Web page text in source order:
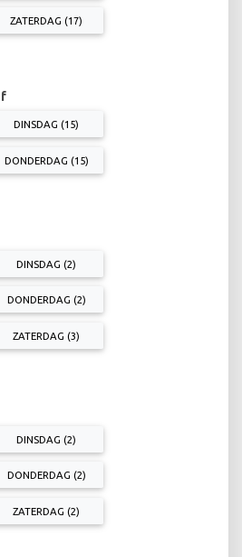
ZATERDAG (17)
DINSDAG (15)
DONDERDAG (15)
DINSDAG (2)
DONDERDAG (2)
ZATERDAG (3)
DINSDAG (2)
DONDERDAG (2)
ZATERDAG (2)